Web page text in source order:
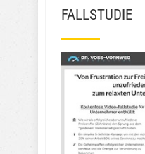
FALLSTUDIE